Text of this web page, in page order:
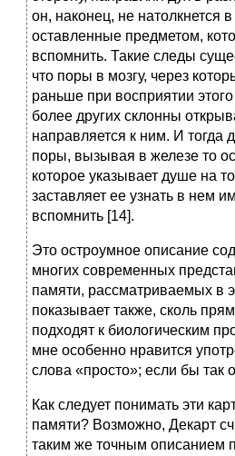
он, наконец, не натолкнется
оставленные предметом,
вспомнить. Такие следы
что поры в мозгу, через
раньше при восприятии
более других склонны
направляется к ним. И тогда
поры, вызывая в железе то
которое указывает душе на
заставляет ее узнать в нем
вспомнить [14].
Это остроумное описание
многих современных
памяти, рассматриваемых в
показывает также, сколь
подходят к биологическим
мне особенно нравится
слова «просто»; если бы так
Как следует понимать эти
памяти? Возможно, Декарт
таким же точным описанием